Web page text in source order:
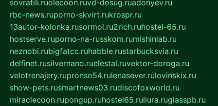
sovratili.ruolecoon.ruvd-dosug.ruadonyev.ru
rbc-news.ruporno-skvirt.rukrospr.ru
13autor-kolonka.rusormol.ru2rich.ruhostel-65.ru
hostserve.ruporno-na-russkom.rumishinlab.ru
neznobi.rubigfatcc.ruhabble.rustarbucksvia.ru
delfinet.rusilvernano.ruelestal.ruvektor-doroga.ru
velotrenajery.rupronso54.rulenasever.rulovinskix.ru
show-pets.rusmartnews03.rudiscofoxworld.ru
miraclecoon.rupongup.ruhostel65.ruliura.ruglasspb.ru